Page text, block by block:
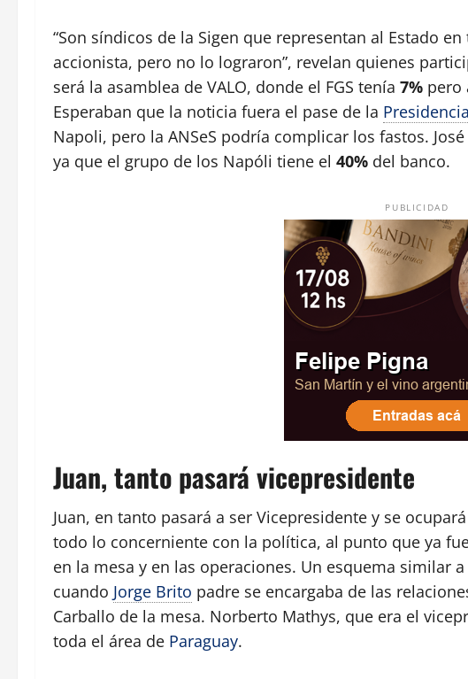
“Son síndicos de la Sigen que representan al Estado en
accionista, pero no lo lograron”, revelan quienes
será la asamblea de VALO, donde el FGS tenía 7% pero
Esperaban que la noticia fuera el pase de la Presidencia
Napoli, pero la ANSeS podría complicar los fastos.
ya que el grupo de los Napóli tiene el 40% del banco.
PUBLICIDAD
Juan, tanto pasará vicepresidente
Juan, en tanto pasará a ser Vicepresidente y se
todo lo concerniente con la política, al punto que ya
en la mesa y en las operaciones. Un esquema similar
cuando Jorge Brito padre se encargaba de las
Carballo de la mesa. Norberto Mathys, que era el
toda el área de Paraguay.